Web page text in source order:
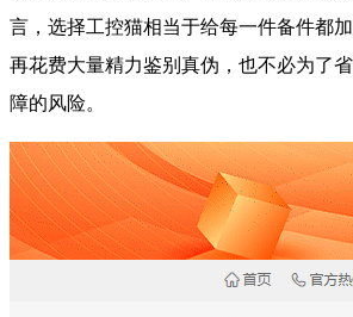
言，选择工控猫相当于给每一件备件都
再花费大量精力鉴别真伪，也不必为了
障的风险。